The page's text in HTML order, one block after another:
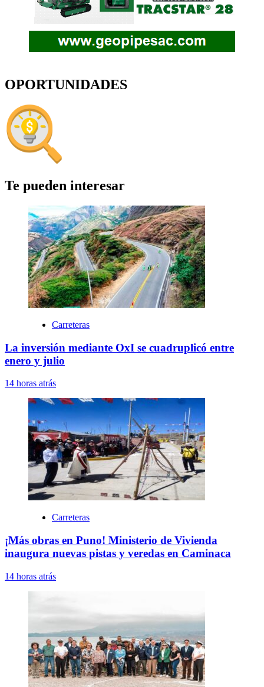
OPORTUNIDADES
Te pueden interesar
Carreteras
La inversión mediante OxI se cuadruplicó entre
enero y julio
14 horas atrás
Carreteras
¡Más obras en Puno! Ministerio de Vivienda
inaugura nuevas pistas y veredas en Caminaca
14 horas atrás